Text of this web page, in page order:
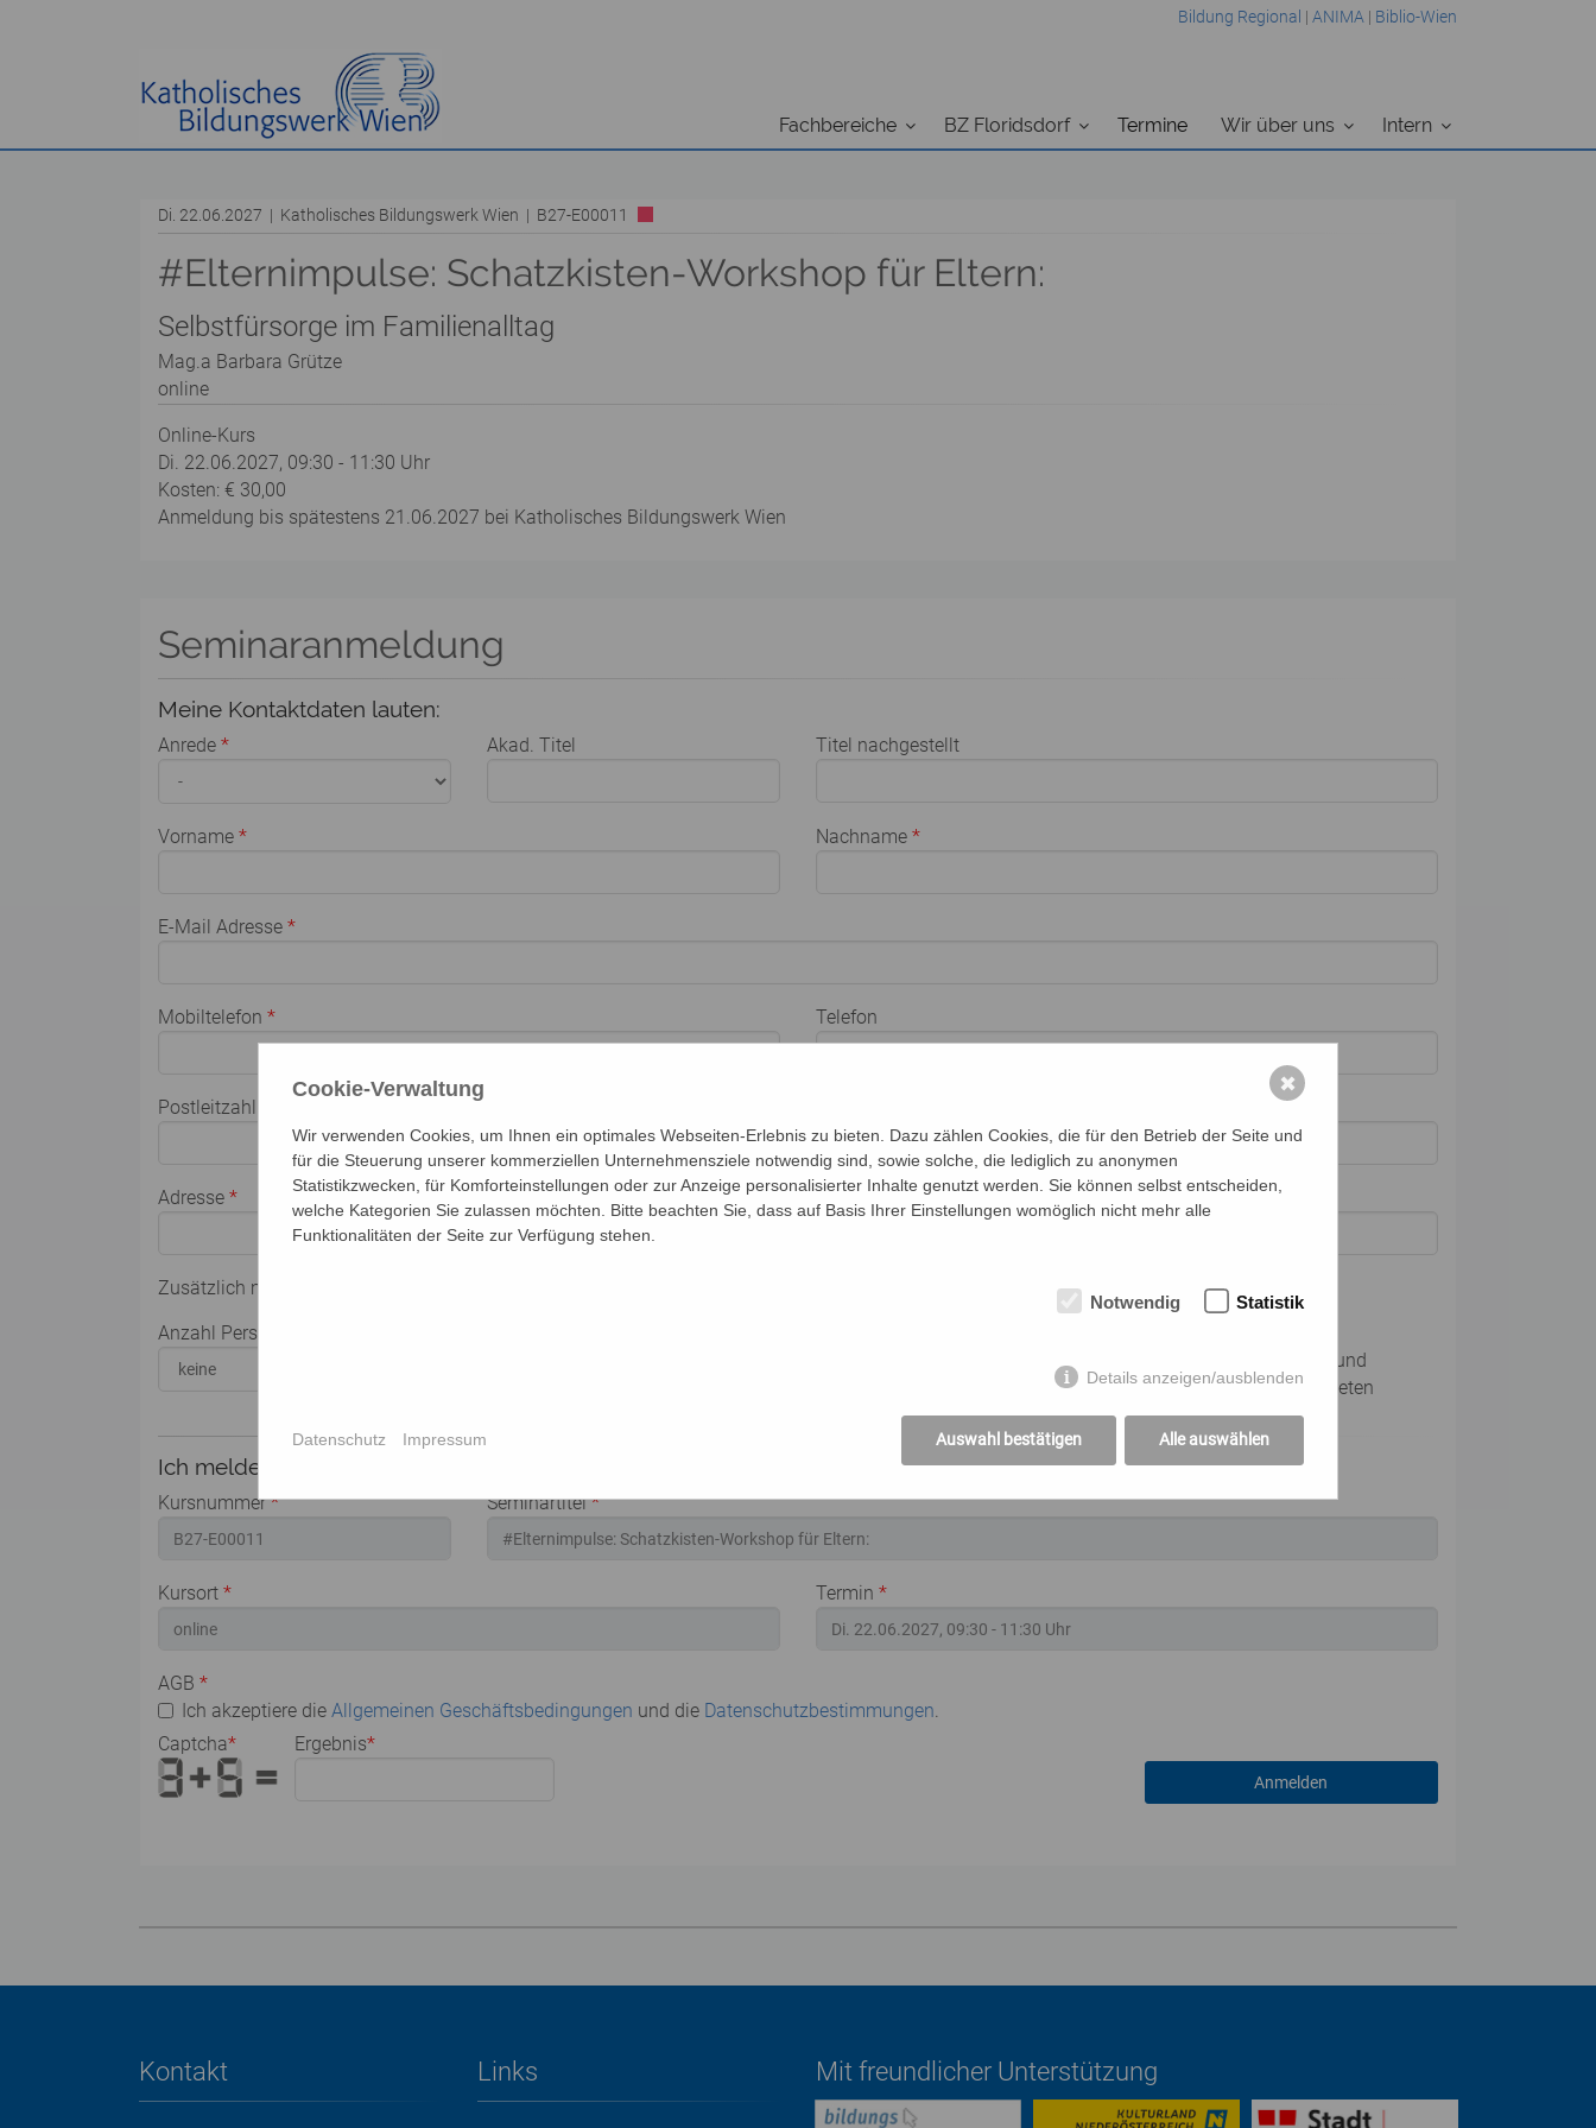
Bildung Regional | ANIMA | Biblio-Wien
Fachbereiche BZ Floridsdorf Termine Wir über uns Intern
Di. 22.06.2027 | Katholisches Bildungswerk Wien | B27-E00011
#Elternimpulse: Schatzkisten-Workshop für Eltern:
Selbstfürsorge im Familienalltag
Mag.a Barbara Grütze
online
Online-Kurs
Di. 22.06.2027, 09:30 - 11:30 Uhr
Kosten: € 30,00
Anmeldung bis spätestens 21.06.2027 bei Katholisches Bildungswerk Wien
Seminaranmeldung
Meine Kontaktdaten lauten:
Anrede * Akad. Titel Titel nachgestellt
Vorname * Nachname *
E-Mail Adresse *
Mobiltelefon * Telefon
Postleitzahl
Adresse *
Zusätzlich melde ich weitere Personen für diese Veranstaltung an:
Anzahl Personen
Ich verpflichte mich, die Zahlung und
Kommunikation für die angemeldeten
Personen zu übernehmen
Ich melde mich für folgende Veranstaltung an:
Kursnummer* Seminartitel*
Kursort * Termin *
AGB *
Ich akzeptiere die Allgemeinen Geschäftsbedingungen und die Datenschutzbestimmungen.
Captcha* Ergebnis*
Kontakt Links Mit freundlicher Unterstützung
Cookie-Verwaltung
Wir verwenden Cookies, um Ihnen ein optimales Webseiten-Erlebnis zu bieten. Dazu zählen Cookies, die für den Betrieb der Seite und
für die Steuerung unserer kommerziellen Unternehmensziele notwendig sind, sowie solche, die lediglich zu anonymen
Statistikzwecken, für Komforteinstellungen oder zur Anzeige personalisierter Inhalte genutzt werden. Sie können selbst entscheiden,
welche Kategorien Sie zulassen möchten. Bitte beachten Sie, dass auf Basis Ihrer Einstellungen womöglich nicht mehr alle
Funktionalitäten der Seite zur Verfügung stehen.
Notwendig Statistik
Details anzeigen/ausblenden
Auswahl bestätigen Alle auswählen
Datenschutz Impressum
✖